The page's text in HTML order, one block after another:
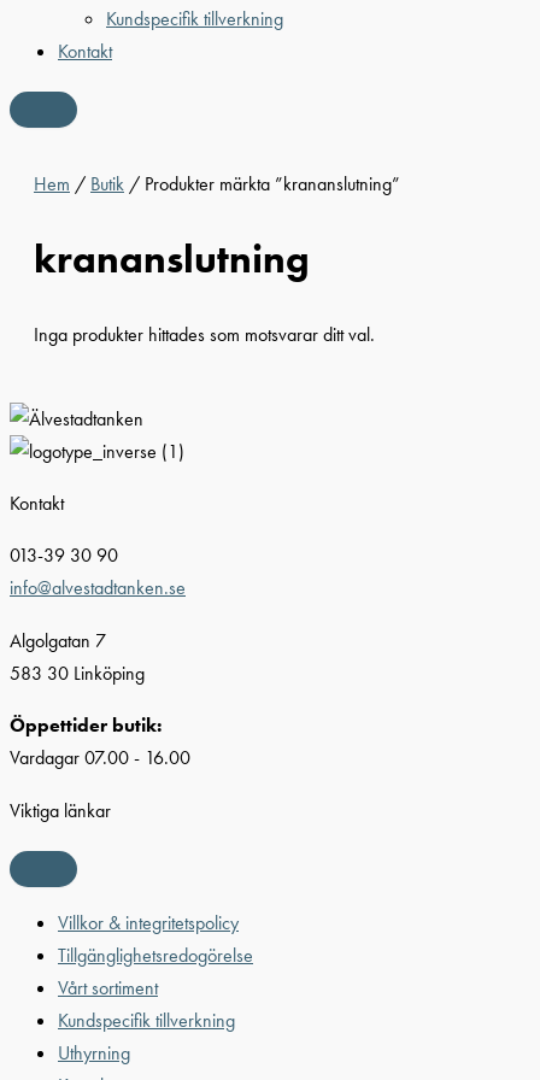
Kundspecifik tillverkning
Kontakt
Hem / Butik / Produkter märkta ”krananslutning”
krananslutning
Inga produkter hittades som motsvarar ditt val.
Kontakt
013-39 30 90
info@alvestadtanken.se
Algolgatan 7
583 30 Linköping
Öppettider butik:
Vardagar 07.00 - 16.00
Viktiga länkar
Villkor & integritetspolicy
Tillgänglighetsredogörelse
Vårt sortiment
Kundspecifik tillverkning
Uthyrning